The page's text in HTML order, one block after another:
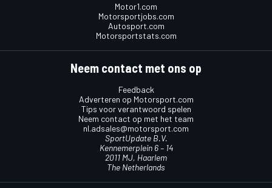
Motor1.com
Motorsportjobs.com
Autosport.com
Motorsportstats.com
Neem contact met ons op
Feedback
Adverteren op Motorsport.com
Tips voor verantwoord spelen
Neem contact op met het team
nl.adsales@motorsport.com
SportUpdate B.V.
Kennemerplein 6 – 14
2011 MJ, Haarlem
The Netherlands